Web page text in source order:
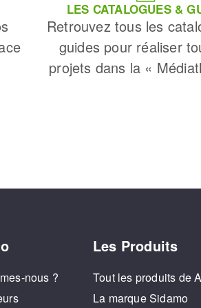
LES CATALOGUES &
Retrouvez tous les
guides pour réaliser
projets dans la «
nous ?
Les Produits
Tout les produits de
La marque Sidamo